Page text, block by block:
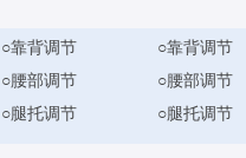
○靠背调节
○腰部调节
○腿托调节
○靠背调节
○腰部调节
○腿托调节